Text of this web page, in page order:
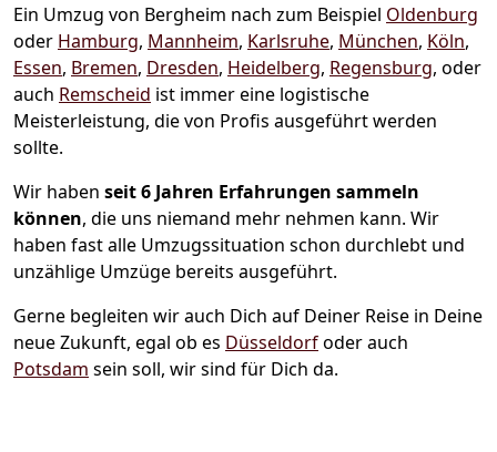
Ein Umzug von Bergheim nach zum Beispiel Oldenburg
oder Hamburg, Mannheim, Karlsruhe, München, Köln,
Essen, Bremen, Dresden, Heidelberg, Regensburg, oder
auch Remscheid ist immer eine logistische
Meisterleistung, die von Profis ausgeführt werden
sollte.
Wir haben seit6 Jahren Erfahrungen sammeln
können, die uns niemand mehr nehmen kann. Wir
haben fast alle Umzugssituation schon durchlebt und
unzählige Umzüge bereits ausgeführt.
Gerne begleiten wir auch Dich auf Deiner Reise in Deine
neue Zukunft, egal ob es Düsseldorfoder auch
Potsdam sein soll, wir sind für Dich da.